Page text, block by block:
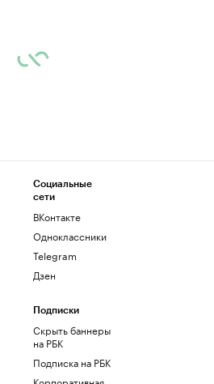
Социальные
сети
ВКонтакте
Одноклассники
Telegram
Дзен
Подписки
Скрыть баннеры
на РБК
Подписка на РБК